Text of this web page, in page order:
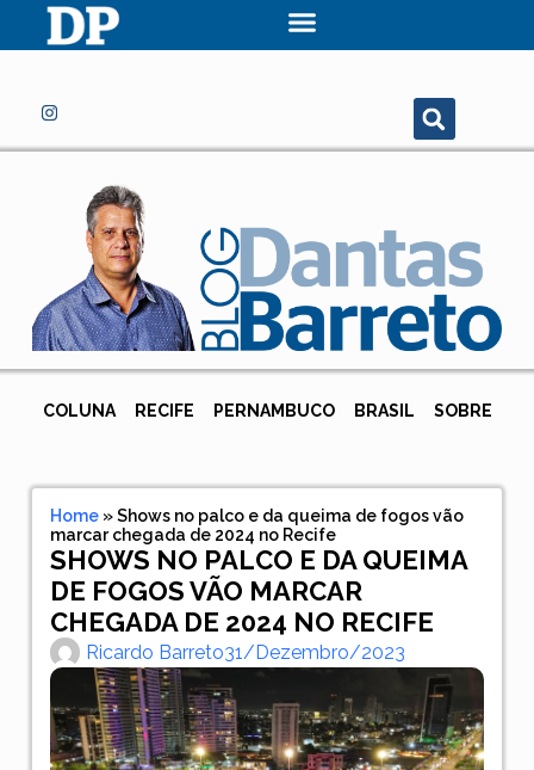
COLUNA RECIFE PERNAMBUCO BRASIL SOBRE
Home»Shows no palco e da queima de fogos vão
marcar chegada de 2024 no Recife
SHOWS NO PALCO E DA QUEIMA
DE FOGOS VÃO MARCAR
CHEGADA DE 2024 NO RECIFE
Ricardo Barreto31/dezembro/2023